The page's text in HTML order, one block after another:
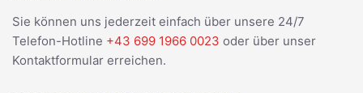
Sie können uns jederzeit einfach über unsere 24/7
Telefon-Hotline +43 699 1966 0023 oder über unser
Kontaktformular erreichen.